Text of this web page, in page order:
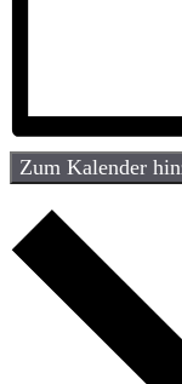
Zum Kalender